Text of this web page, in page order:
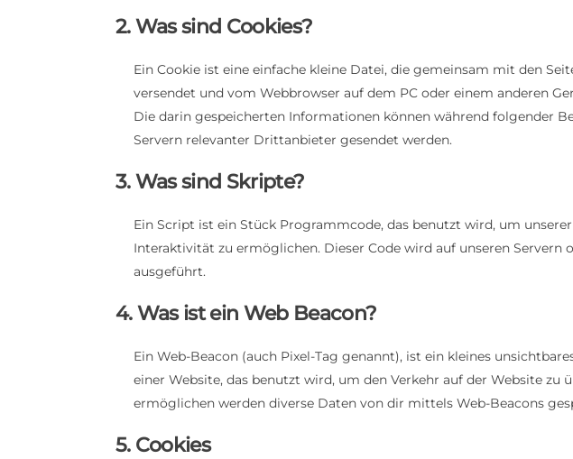
2. Was sind Cookies?
Ein Cookie ist eine einfache kleine Datei, die gemeinsam mit den
versendet und vom Webbrowser auf dem PC oder einem anderen
Die darin gespeicherten Informationen können während folgender
Servern relevanter Drittanbieter gesendet werden.
3. Was sind Skripte?
Ein Script ist ein Stück Programmcode, das benutzt wird, um
Interaktivität zu ermöglichen. Dieser Code wird auf unseren Servern
ausgeführt.
4. Was ist ein Web Beacon?
Ein Web-Beacon (auch Pixel-Tag genannt), ist ein kleines
einer Website, das benutzt wird, um den Verkehr auf der Website zu
ermöglichen werden diverse Daten von dir mittels Web-Beacons
5. Cookies